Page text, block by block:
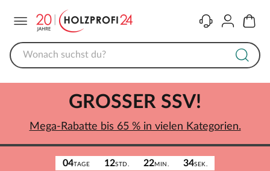
KontaktKonto
04TAGE 12STD. 22MIN. 34SEK.
GROSSER SSV!
Mega-Rabatte bis 65 % in vielen Kategorien.